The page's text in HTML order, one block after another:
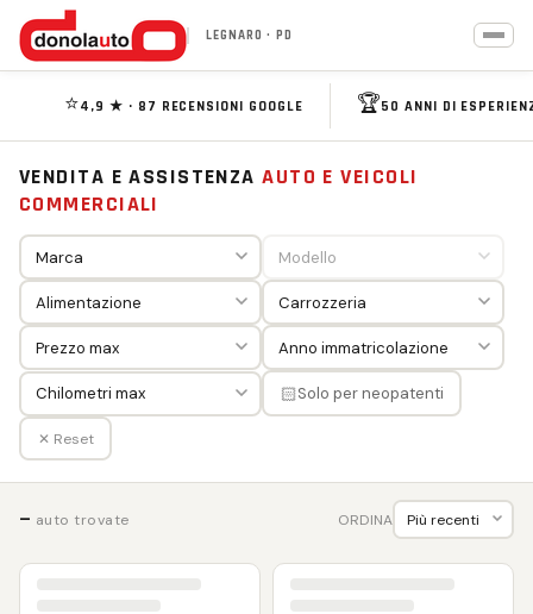
LEGNARO · PD
⭐4,9 ★ · 87 RECENSIONI GOOGLE 🏆50 ANNI DI
VENDITA E ASSISTENZAAUTO E VEICOLI
COMMERCIALI
🏻Solo per neopatenti
✕ Reset
— auto trovate ORDINA